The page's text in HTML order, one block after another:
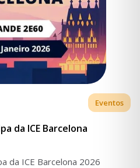
Eventos
da ICE Barcelona
da ICE Barcelona 2026